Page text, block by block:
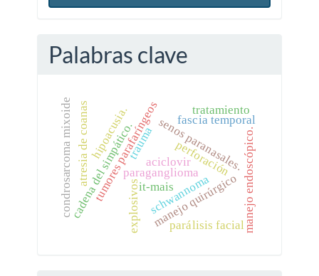
Palabras clave
schwannoma
paraganglioma
tumores parafaríngeos
cadena del simpático.
atresia de coanas
manejo quirúrgicomanejo endoscópico.
condrosarcoma mixoide senos paranasales.
perforación
trauma
explosivos
hipoacusia. fascia temporal
parálisis facial
tratamiento
aciclovir
it-mais